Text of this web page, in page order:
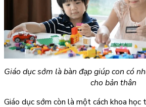
Giáo dục sớm là bàn đạp giúp con có
cho bản thân
Giáo dục sớm còn là một cách khoa